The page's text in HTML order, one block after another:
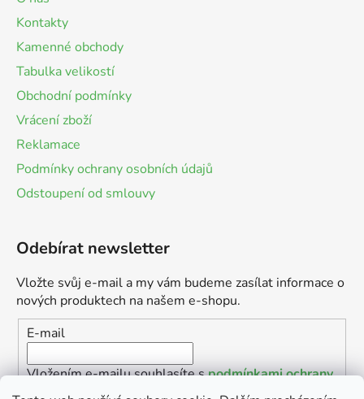
Kontakty
Kamenné obchody
Tabulka velikostí
Obchodní podmínky
Vrácení zboží
Reklamace
Podmínky ochrany osobních údajů
Odstoupení od smlouvy
Odebírat newsletter
Vložte svůj e-mail a my vám budeme zasílat informace o
nových produktech na našem e-shopu.
E-mail
Vložením e-mailu souhlasíte spodmínkami ochrany
osobních údajů